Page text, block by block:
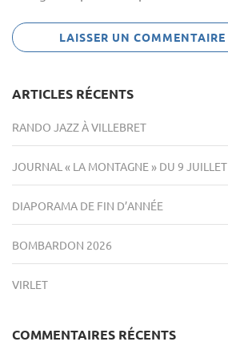
ARTICLES RÉCENTS
RANDO JAZZ À VILLEBRET
JOURNAL « LA MONTAGNE » DU 9 JUILLET
DIAPORAMA DE FIN D’ANNÉE
BOMBARDON 2026
VIRLET
COMMENTAIRES RÉCENTS